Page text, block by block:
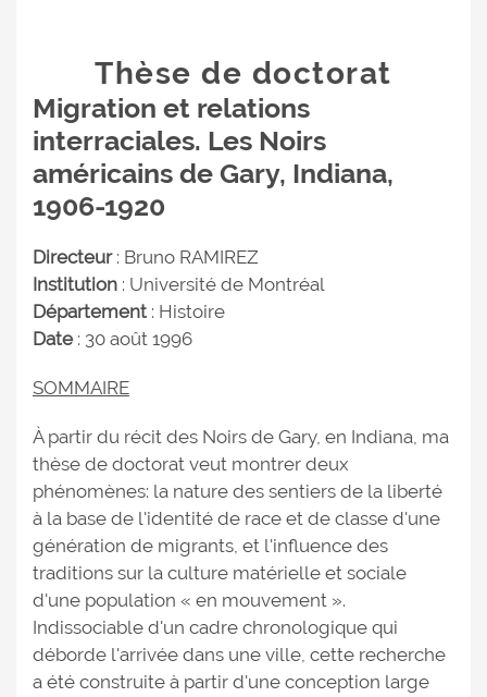
Thèse de doctorat
Migration et relations
interraciales. Les Noirs
américains de Gary, Indiana,
1906-1920
Directeur: Bruno RAMIREZ
Institution : Université de Montréal
Département : Histoire
Date: 30 août 1996
SOMMAIRE
À partir du récit des Noirs de Gary, en Indiana, ma
thèse de doctorat veut montrer deux
phénomènes: la nature des sentiers de la liberté
à la base de l'identité de race et de classe d'une
génération de migrants, et l'influence des
traditions sur la culture matérielle et sociale
d'une population « en mouvement ».
Indissociable d'un cadre chronologique qui
déborde l'arrivée dans une ville, cette recherche
a été construite à partir d'une conception large